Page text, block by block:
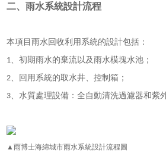
二、雨水系統設計流程
本項目雨水回收利用系統的設計包括：
1、初期雨水的棄流以及雨水模塊水池；
2、回用系統的取水井、控制箱；
3、水質處理設備：全自動清洗過濾器和紫
▲雨博士海綿城市雨水系統設計流程圖